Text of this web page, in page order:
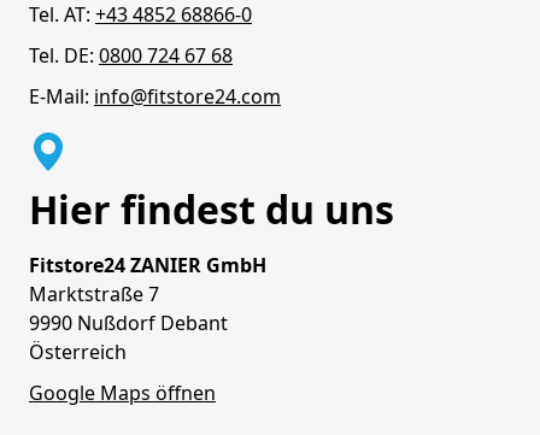
Tel. AT: +43 4852 68866-0
Tel. DE: 0800 724 67 68
E-Mail: info@fitstore24.com
Hier findest du uns
Fitstore24 ZANIER GmbH
Marktstraße 7
9990 Nußdorf Debant
Österreich
Google Maps öffnen